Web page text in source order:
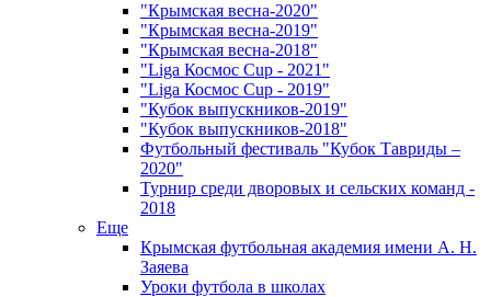
"Крымская весна-2020"
"Крымская весна-2019"
"Крымская весна-2018"
"Liga Космос Cup - 2021"
"Liga Космос Cup - 2019"
"Кубок выпускников-2019"
"Кубок выпускников-2018"
Футбольный фестиваль "Кубок Тавриды –
2020"
Турнир среди дворовых и сельских команд -
2018
Еще
Крымская футбольная академия имени А. Н.
Заяева
Уроки футбола в школах